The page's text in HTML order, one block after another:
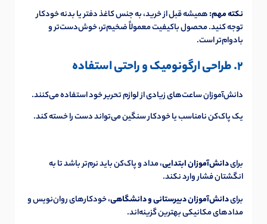
نکته مهم:همیشه قبل از خرید، به جنس کاغذ دفتر یا بدنه خودکار
توجه کنید. محصول باکیفیت معمولاً ضخیم‌تر، خوش‌دست‌تر و
بادوام‌تر است.
2. طراحی ارگونومیک و راحتی استفاده
دانش‌آموزان ساعت‌های زیادی از لوازم تحریر خود استفاده می‌کنند.
یک پاک‌کن نامناسب یا خودکار سنگین می‌تواند دست را خسته کند.
برایدانش‌آموزان ابتدایی، مداد و پاک‌کن باید نرم‌تر باشد تا به
انگشتان فشار وارد نکند.
برایدانش‌آموزان دبیرستانی و دانشگاهی، خودکارهای روان‌نویس و
مدادهای مکانیکی بهترین گزینه‌اند.